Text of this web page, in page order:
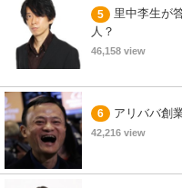
5
里中李生が
人？
46,158 view
6 アリババ創
42,216 view